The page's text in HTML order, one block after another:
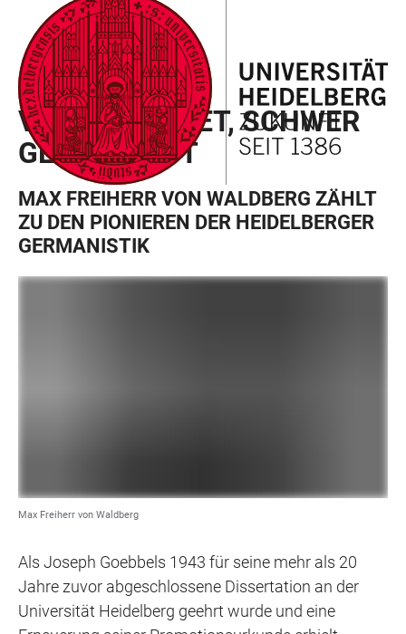
LINKS
ZUR
BARRIEREFREIHEIT
ZUM
HAUPTINHALT
HAUPTNAVIGATION
ÖFFNEN
WEBSEITENSUCHE
ÖFFNEN
MAX FREIHERR VON WALDBERG
VIEL GELEISTET, SCHWER
GEDEMÜTIGT
MAX FREIHERR VON WALDBERG ZÄHLT
ZU DEN PIONIEREN DER HEIDELBERGER
GERMANISTIK
Max Freiherr von Waldberg
Als Joseph Goebbels 1943 für seine mehr als 20
Jahre zuvor abgeschlossene Dissertation an der
Universität Heidelberg geehrt wurde und eine